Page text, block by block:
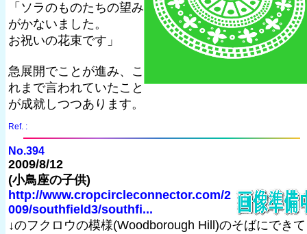
「ソラのものたちの望み
がかないました。
お祝いの花束です」
急展開でことが進み、こ
れまで言われていたこと
が成就しつつあります。
Ref. :
No.394
2009/8/12
(小鳥座の子供)
http://www.cropcircleconnector.com/2
009/southfield3/southfi...
↓のフクロウの模様(Woodborough Hill)のそばにできて